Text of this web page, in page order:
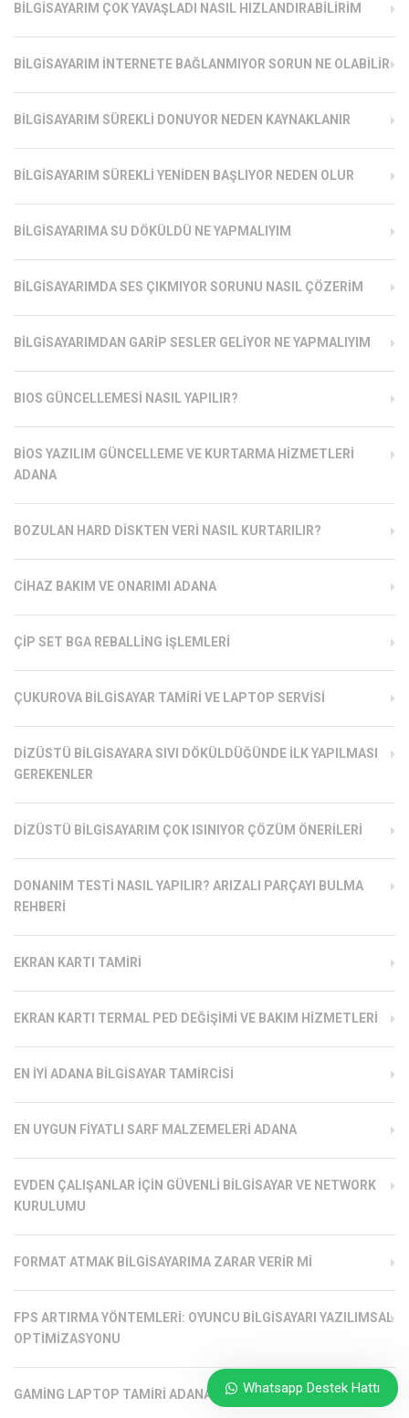
BILGISAYARIM ÇOK YAVAŞLADI NASIL HIZLANDIRABILIRIM
BILGISAYARIM İNTERNETE BAĞLANMIYOR SORUN NE OLABILIR
BILGISAYARIM SÜREKLI DONUYOR NEDEN KAYNAKLANIR
BILGISAYARIM SÜREKLI YENIDEN BAŞLIYOR NEDEN OLUR
BILGISAYARIMA SU DÖKÜLDÜ NE YAPMALIYIM
BILGISAYARIMDA SES ÇIKMIYOR SORUNU NASIL ÇÖZERIM
BILGISAYARIMDAN GARIP SESLER GELIYOR NE YAPMALIYIM
BIOS GÜNCELLEMESI NASIL YAPILIR?
BIOS YAZILIM GÜNCELLEME VE KURTARMA HIZMETLERI
ADANA
BOZULAN HARD DISKTEN VERI NASIL KURTARILIR?
CIHAZ BAKIM VE ONARIMI ADANA
ÇIP SET BGA REBALLING İŞLEMLERI
ÇUKUROVA BILGISAYAR TAMIRI VE LAPTOP SERVISI
DIZÜSTÜ BILGISAYARA SIVI DÖKÜLDÜĞÜNDE İLK YAPILMASI
GEREKENLER
DIZÜSTÜ BILGISAYARIM ÇOK ISINIYOR ÇÖZÜM ÖNERILERI
DONANIM TESTI NASIL YAPILIR? ARIZALI PARÇAYI BULMA
REHBERI
EKRAN KARTI TAMIRI
EKRAN KARTI TERMAL PED DEĞIŞIMI VE BAKIM HIZMETLERI
EN İYI ADANA BILGISAYAR TAMIRCISI
EN UYGUN FIYATLI SARF MALZEMELERI ADANA
EVDEN ÇALIŞANLAR İÇIN GÜVENLI BILGISAYAR VE NETWORK
KURULUMU
FORMAT ATMAK BILGISAYARIMA ZARAR VERIR MI
FPS ARTIRMA YÖNTEMLERI: OYUNCU BILGISAYARI YAZILIMSAL
OPTIMIZASYONU
GAMING LAPTOP TAMIRI ADANA Whatsapp Destek Hattı